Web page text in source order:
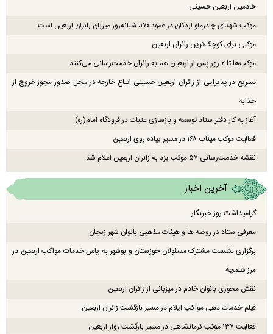
خادمین اربعین حسینی
موکب شهدای چادرملو اردکان در عمود ۱۷۰، شبانه‌روز میزبان زائران اربعین است
موکبی برای کوچک‌ترین زائران اربعین
موکب‌ها تا ۲ روز پس از اربعین هم به زائران خدمت‌رسانی می‌کنند
تسریع در پذیرایی از زائران اربعین حسینی اتباع خارجه در محل صدور مجوز خروج از
چذابه
آغاز به کار دفتر ستاد توسعه و بازسازی عتبات در فرودگاه امام(ره)
فعالیت موکب میناب ۱۶۸ در مسیر پیاده روی اربعین
نقشه خدمت‌رسانی ۵۷ موکب یزد به زائران اربعین اعلام شد
آخرین اخبار
گرامیداشت روز خبرنگار
معرفی ستاد در روضه ها و هیئات مذهبی بانوان شهر زنجان
برگزاری نشست مشترک مسئولان خوزستان و بوشهر به پاس خدمات مواکب اربعین در
مرز شلمچه
نقش محوری بانوان خادم در میزبانی از زائران اربعین
فیلم خدمات دهی مواکب ایلام در مسیر بازگشت زائران اربعین
فعالیت ۱۳۷ موکب کرمانشاهی در مسیر بازگشت زوار اربعین